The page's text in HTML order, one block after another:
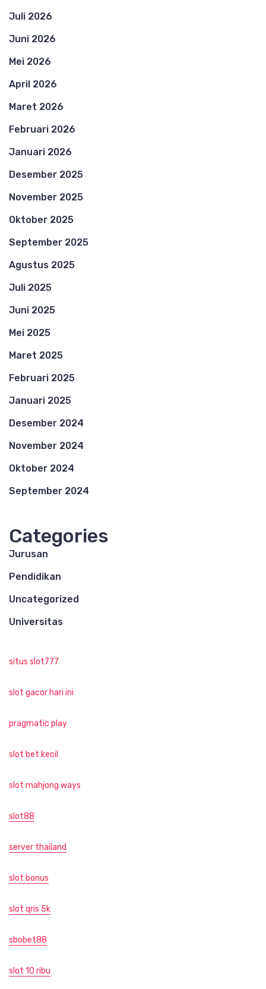
Juli 2026
Juni 2026
Mei 2026
April 2026
Maret 2026
Februari 2026
Januari 2026
Desember 2025
November 2025
Oktober 2025
September 2025
Agustus 2025
Juli 2025
Juni 2025
Mei 2025
Maret 2025
Februari 2025
Januari 2025
Desember 2024
November 2024
Oktober 2024
September 2024
Categories
Jurusan
Pendidikan
Uncategorized
Universitas
situs slot777
slot gacor hari ini
pragmatic play
slot bet kecil
slot mahjong ways
slot88
server thailand
slot bonus
slot qris 5k
sbobet88
slot 10 ribu